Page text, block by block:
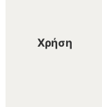
Χρήση